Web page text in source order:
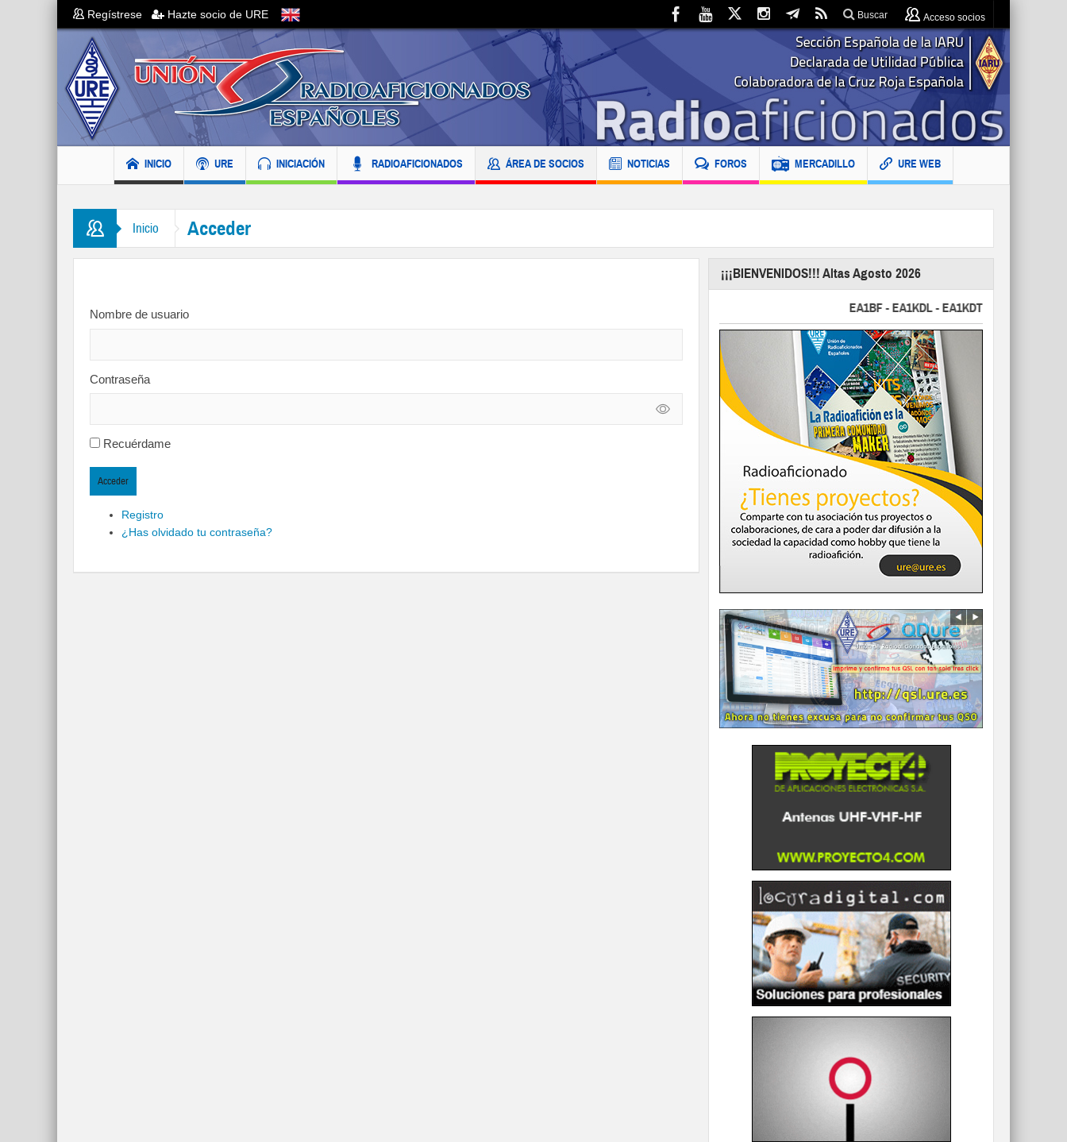
Regístrese Hazte socio de URE Buscar Acceso socios
INICIO URE INICIACIÓN RADIOAFICIONADOS ÁREA DE SOCIOS NOTICIAS FOROS MERCADILLO URE WEB
Inicio Acceder
Nombre de usuario
Contraseña
Recuérdame
Acceder
Registro
¿Has olvidado tu contraseña?
¡¡¡BIENVENIDOS!!! Altas Agosto 2026
EA1BF - EA1KDL - EA1KDT - EA2FBJ - EA2FJU